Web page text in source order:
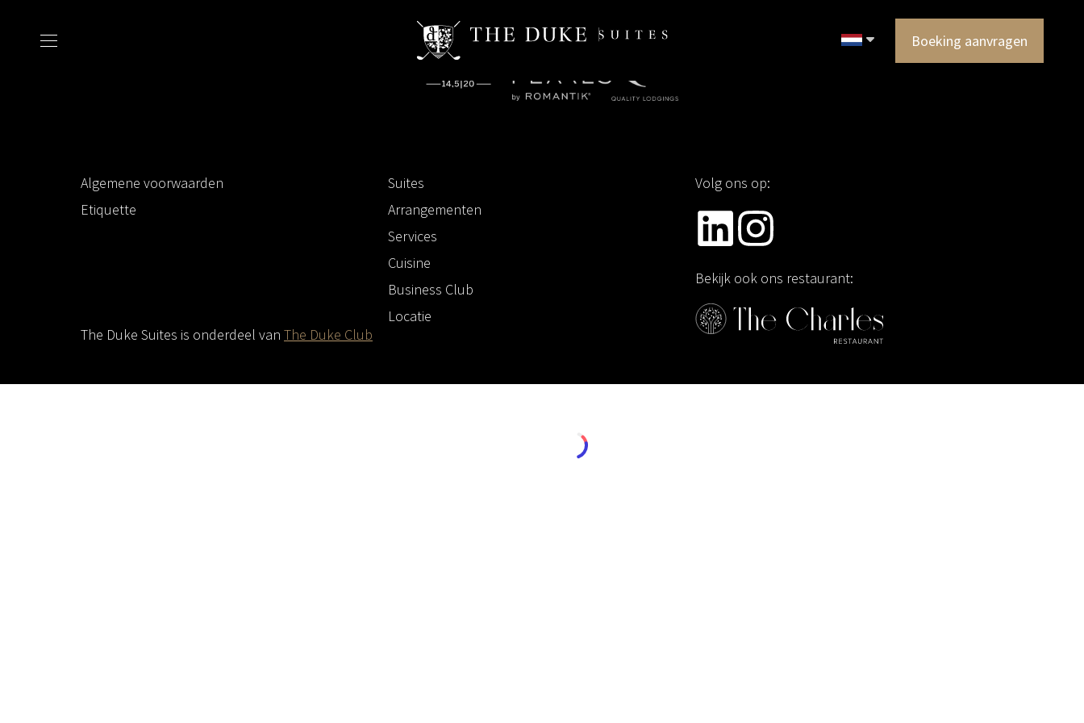
Boeking aanvragen
Algemene voorwaarden
Etiquette
The Duke Suites is onderdeel van The Duke Club
Suites
Arrangementen
Services
Cuisine
Business Club
Locatie
Volg ons op:
Bekijk ook ons restaurant: